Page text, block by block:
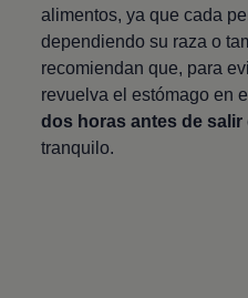
alimentos, ya que cada
dependiendo su raza o
recomiendan que, para
revuelva el estómago en
dos horas antes de salir
tranquilo.